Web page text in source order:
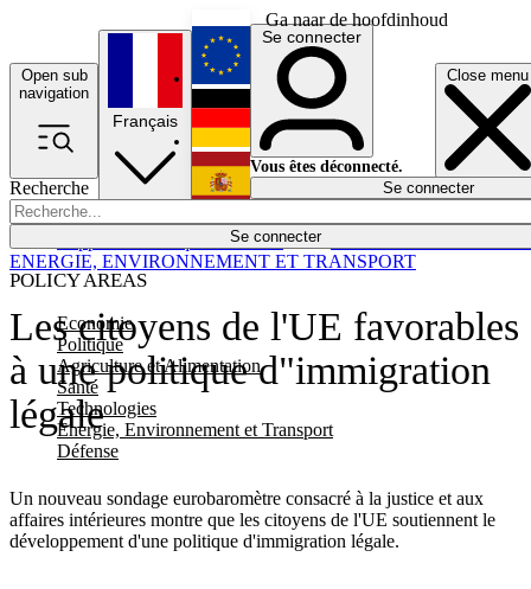
Ga naar de hoofdinhoud
Open sub
navigation
Close menu
Recherche
Se connecter
POLICY AREAS
Economie
Politique
Agriculture et Alimentation
Santé
Technologies
Energie, Environnement et Transport
Défense
Économie
Français
English
Deutsch
Español
Se connecter
Vous êtes déconnecté.
Se connecter
Les citoyens de l'UE favorables
à une politique d"immigration
légale
Un nouveau sondage eurobaromètre consacré à la justice et aux
affaires intérieures montre que les citoyens de l'UE soutiennent le
développement d'une politique d'immigration légale.
ENERGIE, ENVIRONNEMENT ET TRANSPORT